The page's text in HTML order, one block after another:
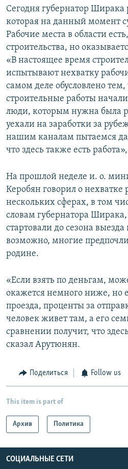
Сегодня губернатор Ширака
которая на данный момент
Рабочие места в области
строительства, но
«В настоящее время
испытывают нехватку
самом деле обусловлено
строительные работы
люди, которым нужна была
уехали на заработки за
нашим каналам пытаемся
что здесь также есть
На прошлой неделе и. о.
Керобян говорил о нехватке
нескольких сферах, в том
словам губернатора
стартовали до сезона выезда
возможно, многие
родине.
«Если взять по деньгам,
окажется немного ниже, но
проезда, проценты за
человек живет там, а его
сравнении получит, что
сказал Арутюнян.
Поделиться Follow us
This item is part of
Архив Политика
СОЦИАЛЬНЫЕ СЕТИ